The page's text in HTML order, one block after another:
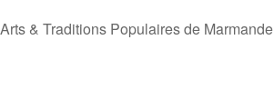
Arts & Traditions Populaires de Marmande